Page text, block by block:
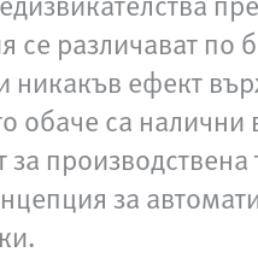
се различават
ефект
обаче са
за
за